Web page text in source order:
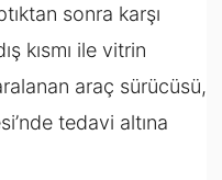
sonra karşı
kısmı ile vitrin
araç sürücüsü,
tedavi altına